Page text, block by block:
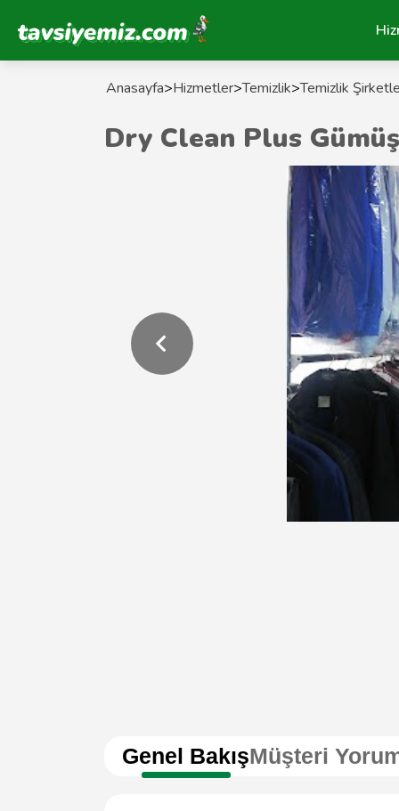
Tavsiyemiz Anasayfa
Anasayfa>Hizmetler>Temizlik>Temizlik
Dry Clean Plus
Genel BakışMüşteri